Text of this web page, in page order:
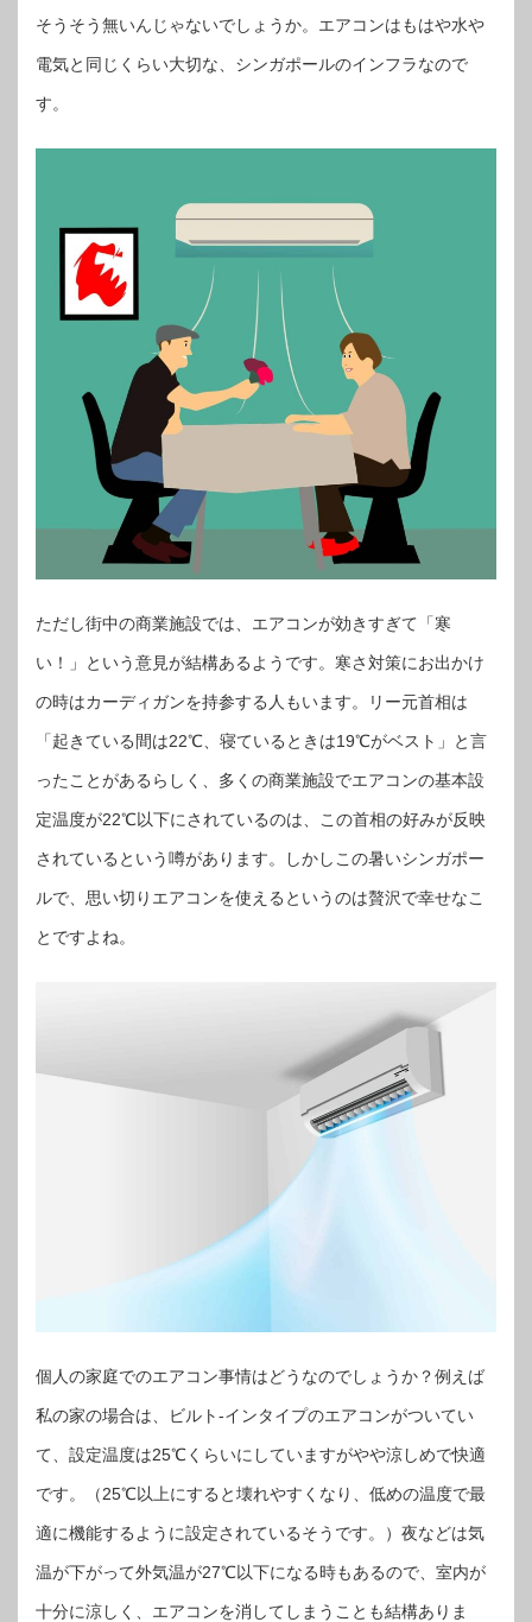
そうそう無いんじゃないでしょうか。エアコンはもはや水や
電気と同じくらい大切な、シンガポールのインフラなので
す。
ただし街中の商業施設では、エアコンが効きすぎて「寒
い！」という意見が結構あるようです。寒さ対策にお出かけ
の時はカーディガンを持参する人もいます。リー元首相は
「起きている間は22℃、寝ているときは19℃がベスト」と言
ったことがあるらしく、多くの商業施設でエアコンの基本設
定温度が22℃以下にされているのは、この首相の好みが反映
されているという噂があります。しかしこの暑いシンガポー
ルで、思い切りエアコンを使えるというのは贅沢で幸せなこ
とですよね。
個人の家庭でのエアコン事情はどうなのでしょうか？例えば
私の家の場合は、ビルト-インタイプのエアコンがついてい
て、設定温度は25℃くらいにしていますがやや涼しめで快適
です。（25℃以上にすると壊れやすくなり、低めの温度で最
適に機能するように設定されているそうです。）夜などは気
温が下がって外気温が27℃以下になる時もあるので、室内が
十分に涼しく、エアコンを消してしまうことも結構ありま